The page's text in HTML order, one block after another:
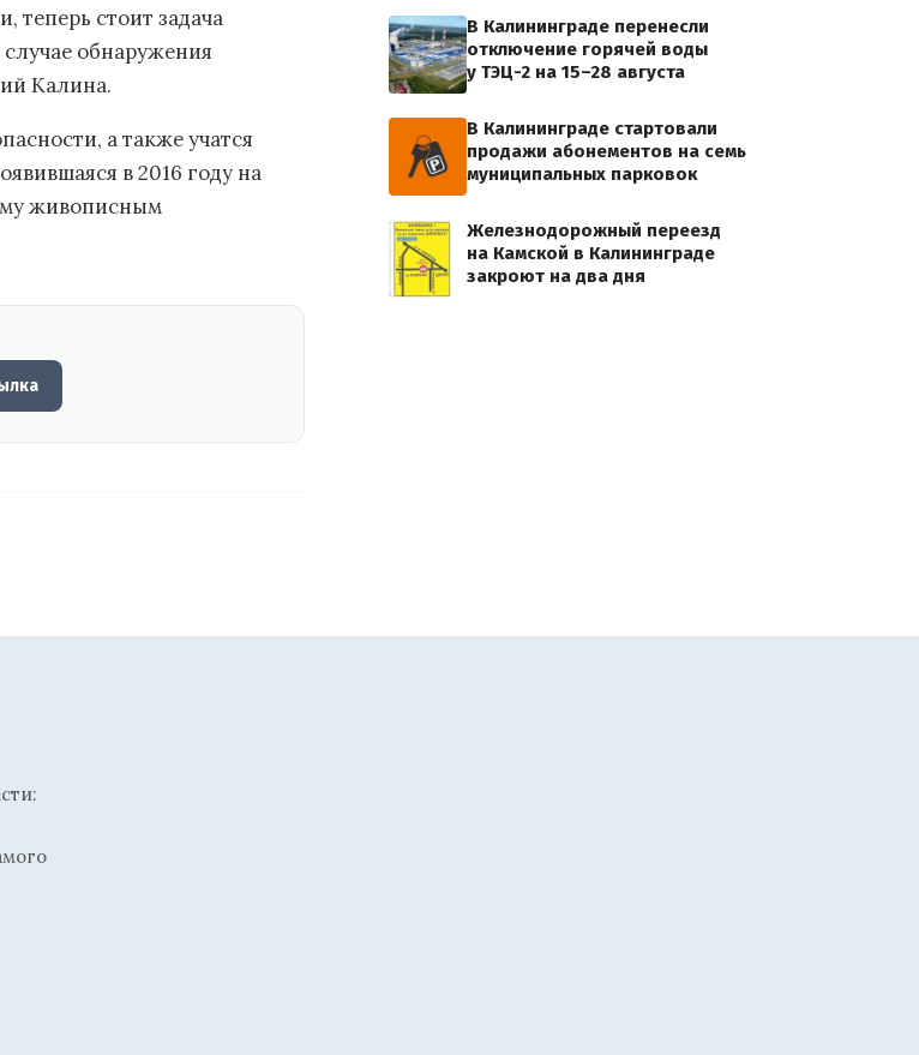
теперь стоит задача
обнаружения
Калина.
а также учатся
в 2016 году на
живописным
В Калининграде перенесли
отключение горячей воды
у ТЭЦ-2 на 15–28 августа
В Калининграде стартовали
продажи абонементов на семь
муниципальных парковок
Железнодорожный переезд
на Камской в Калининграде
закроют на два дня